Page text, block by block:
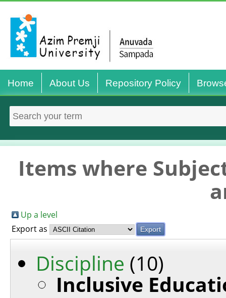
Home About Us Repository Policy
Items where
Up a level
Export as
Discipline (10)
Inclusive